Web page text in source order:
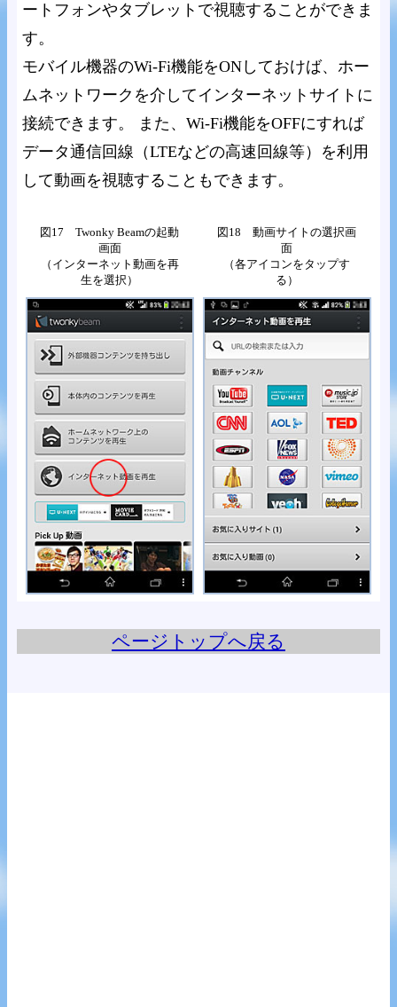
ートフォンやタブレットで視聴することができま
す。
モバイル機器のWi-Fi機能をONしておけば、ホー
ムネットワークを介してインターネットサイトに
接続できます。 また、Wi-Fi機能をOFFにすれば
データ通信回線（LTEなどの高速回線等）を利用
して動画を視聴することもできます。
図17 Twonky Beamの起動
画面
（インターネット動画を再
生を選択）
図18 動画サイトの選択画
面
（各アイコンをタップす
る）
ページトップへ戻る